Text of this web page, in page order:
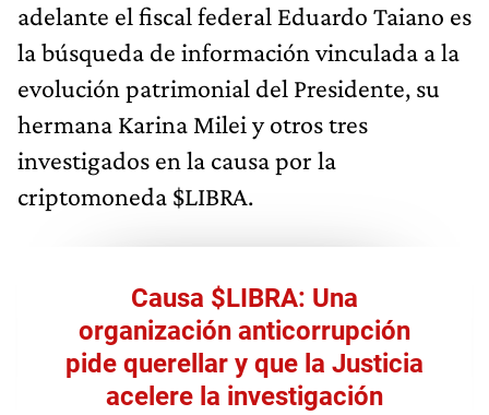
adelante el fiscal federal Eduardo Taiano es
la búsqueda de información vinculada a la
evolución patrimonial del Presidente, su
hermana Karina Milei y otros tres
investigados en la causa por la
criptomoneda $LIBRA.
Causa $LIBRA: Una
organización anticorrupción
pide querellar y que la Justicia
acelere la investigación